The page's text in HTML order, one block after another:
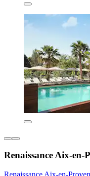
Renaissance Aix-en-
Renaissance Aix-en-